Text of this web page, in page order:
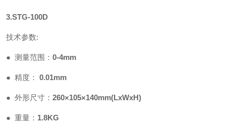
3.STG-100D
技术参数:
● 测量范围 ： 0-4mm
● 精度 ： 0.01mm
● 外形尺寸 ： 260×105×140mm(LxWxH)
● 重量： 1.8KG